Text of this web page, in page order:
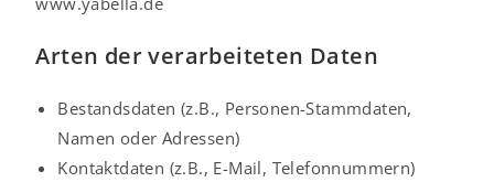
Arten der verarbeiteten Daten
Bestandsdaten (z.B., Personen-Stammdaten,
Namen oder Adressen)
Kontaktdaten (z.B., E-Mail, Telefonnummern)